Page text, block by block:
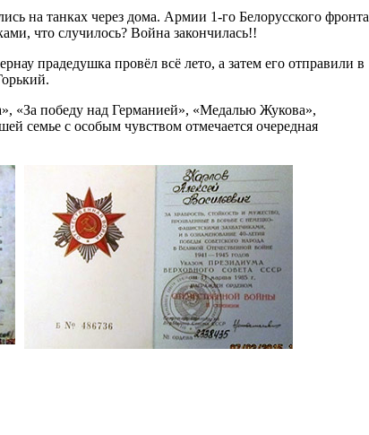
на танках через дома. Армии 1-го Белорусского фронта
что случилось? Война закончилась!!
прадедушка провёл всё лето, а затем его отправили в
«За победу над Германией», «Медалью Жукова»,
семье с особым чувством отмечается очередная